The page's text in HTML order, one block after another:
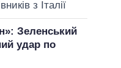
з Італії
Зеленський
удар по